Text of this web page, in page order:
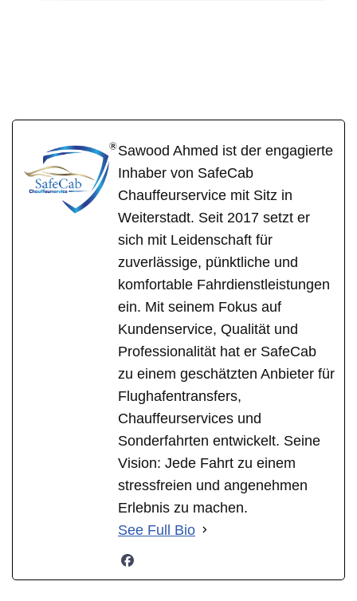
Sawood Ahmed ist der engagierte
Inhaber von SafeCab
Chauffeurservice mit Sitz in
Weiterstadt. Seit 2017 setzt er
sich mit Leidenschaft für
zuverlässige, pünktliche und
komfortable Fahrdienstleistungen
ein. Mit seinem Fokus auf
Kundenservice, Qualität und
Professionalität hat er SafeCab
zu einem geschätzten Anbieter für
Flughafentransfers,
Chauffeurservices und
Sonderfahrten entwickelt. Seine
Vision: Jede Fahrt zu einem
stressfreien und angenehmen
Erlebnis zu machen.
See Full Bio